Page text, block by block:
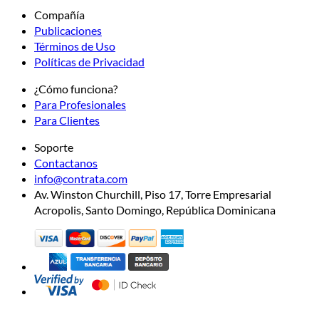
Compañía
Publicaciones
Términos de Uso
Políticas de Privacidad
¿Cómo funciona?
Para Profesionales
Para Clientes
Soporte
Contactanos
info@contrata.com
Av. Winston Churchill, Piso 17, Torre Empresarial
Acropolis, Santo Domingo, República Dominicana